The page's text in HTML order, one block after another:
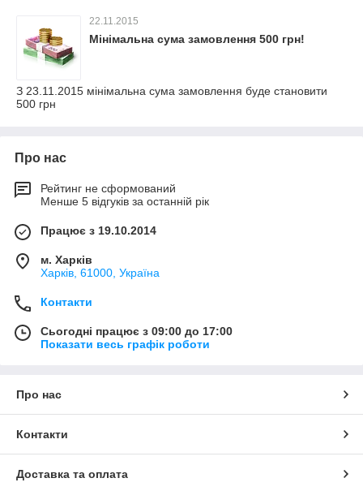
22.11.2015
Мінімальна сума замовлення 500 грн!
З 23.11.2015 мінімальна сума замовлення буде становити
500 грн
Про нас
Рейтинг не сформований
Менше 5 відгуків за останній рік
Працює з 19.10.2014
м. Харків
Харків, 61000, Україна
Контакти
Сьогодні працює з 09:00 до 17:00
Показати весь графік роботи
Про нас
Контакти
Доставка та оплата